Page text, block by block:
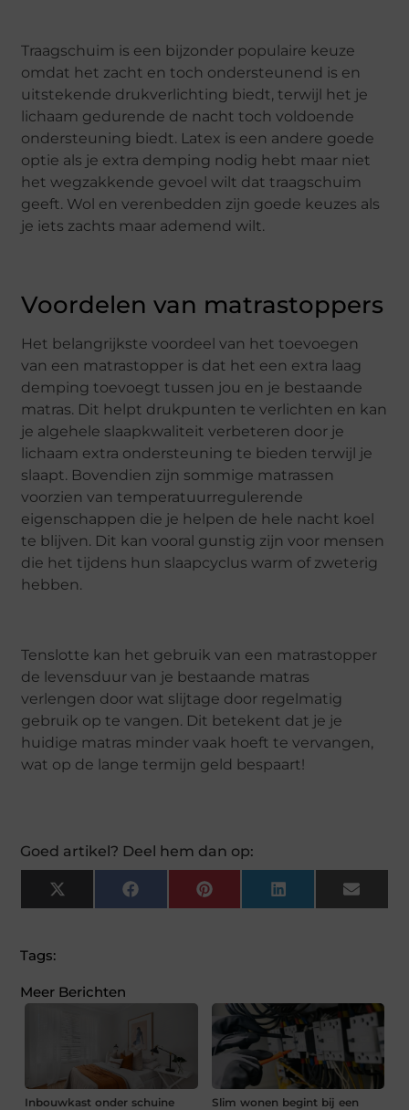
Traagschuim is een bijzonder populaire keuze
omdat het zacht en toch ondersteunend is en
uitstekende drukverlichting biedt, terwijl het je
lichaam gedurende de nacht toch voldoende
ondersteuning biedt. Latex is een andere goede
optie als je extra demping nodig hebt maar niet
het wegzakkende gevoel wilt dat traagschuim
geeft. Wol en verenbedden zijn goede keuzes als
je iets zachts maar ademend wilt.
Voordelen van matrastoppers
Het belangrijkste voordeel van het toevoegen
van een matrastopper is dat het een extra laag
demping toevoegt tussen jou en je bestaande
matras. Dit helpt drukpunten te verlichten en kan
je algehele slaapkwaliteit verbeteren door je
lichaam extra ondersteuning te bieden terwijl je
slaapt. Bovendien zijn sommige matrassen
voorzien van temperatuurregulerende
eigenschappen die je helpen de hele nacht koel
te blijven. Dit kan vooral gunstig zijn voor mensen
die het tijdens hun slaapcyclus warm of zweterig
hebben.
Tenslotte kan het gebruik van een matrastopper
de levensduur van je bestaande matras
verlengen door wat slijtage door regelmatig
gebruik op te vangen. Dit betekent dat je je
huidige matras minder vaak hoeft te vervangen,
wat op de lange termijn geld bespaart!
Goed artikel? Deel hem dan op:
X
(Twitter)
Facebook Pinterest LinkedIn Email
Tags:
Meer Berichten
Inbouwkast onder schuine
Slim wonen begint bij een